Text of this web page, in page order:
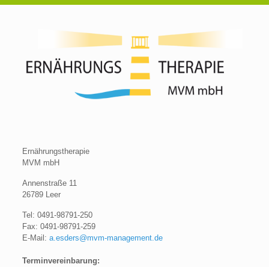
Ernährungstherapie
MVM mbH
Annenstraße 11
26789 Leer
Tel: 0491-98791-250
Fax: 0491-98791-259
E-Mail: a.esders@mvm-management.de
Terminvereinbarung: